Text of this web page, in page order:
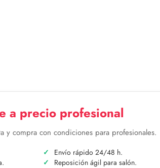
a precio profesional
y compra con condiciones para profesionales.
Envío rápido 24/48 h.
Reposición ágil para salón.